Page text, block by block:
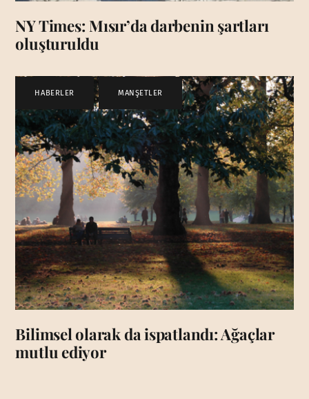
NY Times: Mısır’da darbenin şartları
oluşturuldu
HABERLER , MANŞETLER
Bilimsel olarak da ispatlandı: Ağaçlar
mutlu ediyor